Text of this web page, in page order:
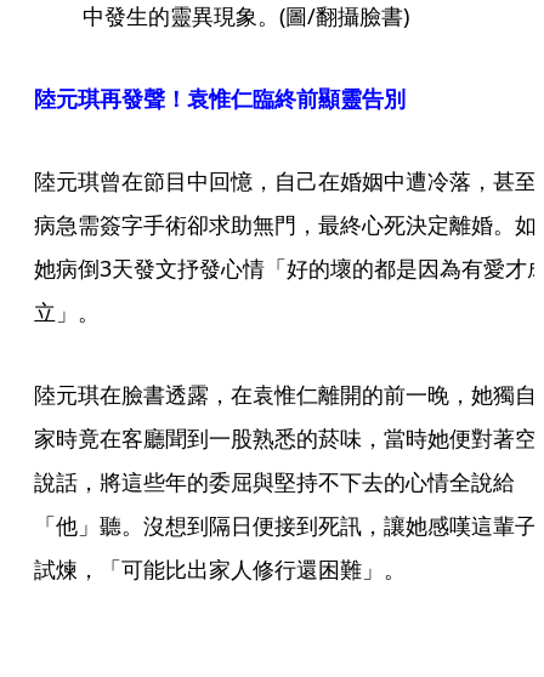
中發生的靈異現象。(圖/翻攝臉書)
陸元琪再發聲！袁惟仁臨終前顯靈告別
陸元琪曾在節目中回憶，自己在婚姻中遭冷落，甚至
病急需簽字手術卻求助無門，最終心死決定離婚。如
她病倒3天發文抒發心情「好的壞的都是因為有愛才
立」。
陸元琪在臉書透露，在袁惟仁離開的前一晚，她獨自
家時竟在客廳聞到一股熟悉的菸味，當時她便對著空
說話，將這些年的委屈與堅持不下去的心情全說給
「他」聽。沒想到隔日便接到死訊，讓她感嘆這輩子
試煉，「可能比出家人修行還困難」。